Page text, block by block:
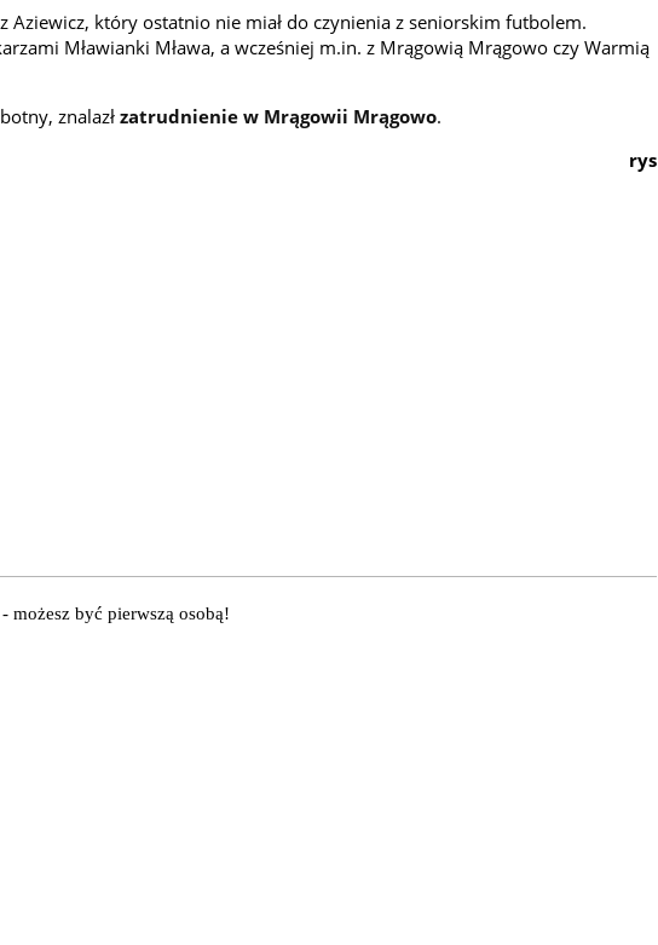
Aziewicz, który ostatnio nie miał do czynienia z seniorskim futbolem.
Mławianki Mława, a wcześniej m.in. z Mrągowią Mrągowo czy Warmią
znalazł zatrudnienie w Mrągowii Mrągowo.
rys
możesz być pierwszą osobą!